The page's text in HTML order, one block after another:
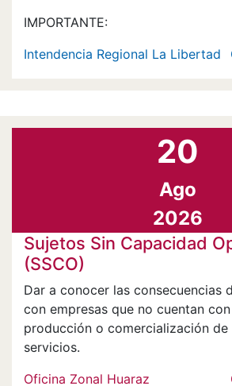
IMPORTANTE:
Intendencia Regional La Libertad
20
Ago
2026
Sujetos Sin Capacidad
(SSCO)
Dar a conocer las consecuencias
con empresas que no cuentan
producción o comercialización de
servicios.
Oficina Zonal Huaraz